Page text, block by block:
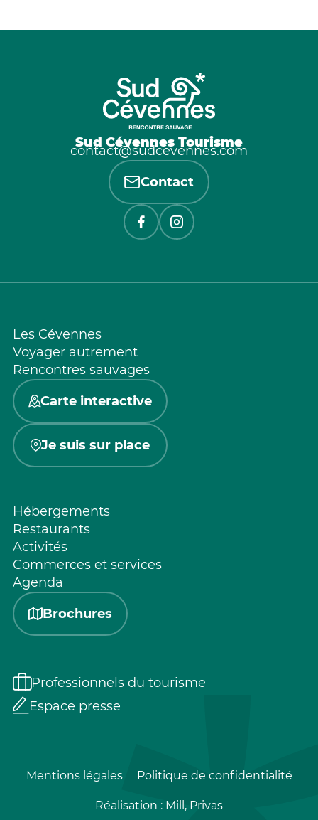
Sud Cévennes Tourisme
contact@sudcevennes.com
Contact
Les Cévennes
Voyager autrement
Rencontres sauvages
Carte interactive
Je suis sur place
Hébergements
Restaurants
Activités
Commerces et services
Agenda
Brochures
Professionnels du tourisme
Espace presse
Mentions légales Politique de confidentialité
Réalisation : Mill, Privas